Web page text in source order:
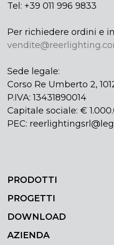
Tel: +39 011 996 9833
Per richiedere ordini e
Sede legale:
Corso Re Umberto 2,
P.IVA: 13431890014
Capitale sociale: €
PEC:
PRODOTTI
PROGETTI
DOWNLOAD
AZIENDA